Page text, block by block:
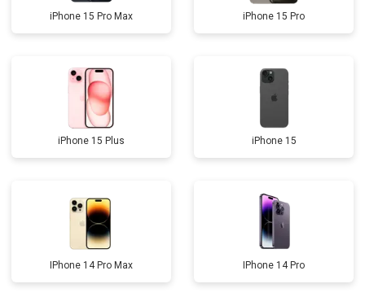
iPhone 15 Pro Max iPhone 15 Pro
iPhone 15 Plus iPhone 15
IPhone 14 Pro Max IPhone 14 Pro